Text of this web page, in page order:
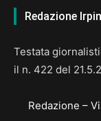
Redazione
Testata
il n. 422 del
Redazione –